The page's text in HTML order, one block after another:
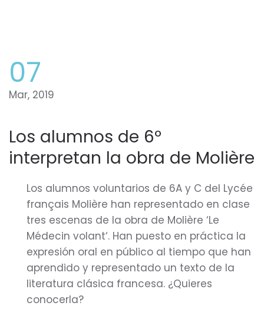
07
Mar, 2019
Los alumnos de 6º
interpretan la obra de Molière
Los alumnos voluntarios de 6A y C del Lycée
français Molière han representado en clase
tres escenas de la obra de Molière ‘Le
Médecin volant‘. Han puesto en práctica la
expresión oral en público al tiempo que han
aprendido y representado un texto de la
literatura clásica francesa. ¿Quieres
conocerla?